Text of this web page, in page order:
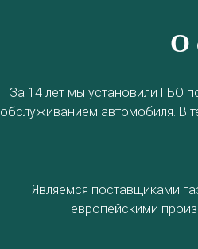
О
За 14 лет мы установили ГБО
обслуживанием автомобиля. В
Являемся поставщиками
европейскими